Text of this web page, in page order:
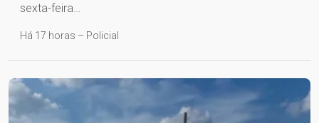
sexta-feira…
Há 17 horas – Policial